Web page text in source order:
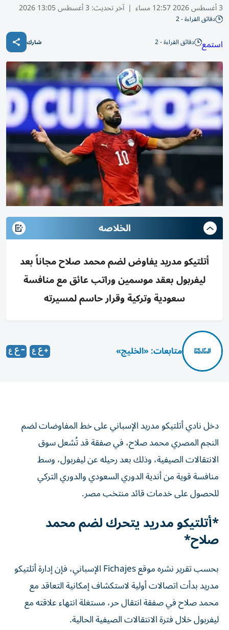
3 أغسطس 2026 12:57 مساء | آخر تحديث: 3 أغسطس 13:05 2026
دقائق القراءة - 2
استمع دقائق القراءة - 2 شارك
الخلاصه
أتلتيكو مدريد يفاوض لضم محمد صلاح مجاناً بعد
ليفربول بعقد موسمين وراتب عائق مع منافسة
سعودية وتركية وقرار حاسم لمسيرته
متابعات: «الخليج»
دخل نادي أتلتيكو مدريد الإسباني على خط المفاوضات لضم
النجم المصري محمد صلاح، في صفقة قد تُشعل سوق
الانتقالات الصيفية، وذلك بعد رحيله عن ليفربول، وسط
منافسة قوية من أندية الدوري السعودي والدوري التركي
للحصول على خدمات قائد منتخب مصر.
*أتلتيكو مدريد يتحرك لضم محمد
صلاح*
بحسب تقرير نشره موقع Fichajes الإسباني، فإن إدارة أتلتيكو
مدريد بدأت اتصالات أولية لاستكشاف إمكانية التعاقد مع
محمد صلاح في صفقة انتقال حر، مستغلة انتهاء علاقته مع
ليفربول خلال فترة الانتقالات الصيفية الحالية.